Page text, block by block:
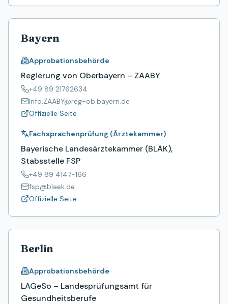
Bayern
Approbationsbehörde
Regierung von Oberbayern – ZAABY
+49 89 21762634
Info.ZAABY@reg-ob.bayern.de
Offizielle Seite
Fachsprachenprüfung (Ärztekammer)
Bayerische Landesärztekammer (BLÄK),
Stabsstelle FSP
+49 89 4147-166
fsp@blaek.de
Offizielle Seite
Berlin
Approbationsbehörde
LAGeSo – Landesprüfungsamt für
Gesundheitsberufe